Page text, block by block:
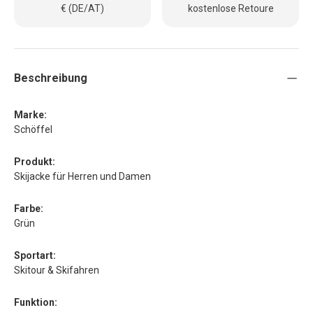
€ (DE/AT)
kostenlose Retoure
Beschreibung
Marke:
Schöffel
Produkt:
Skijacke für Herren und Damen
Farbe:
Grün
Sportart:
Skitour & Skifahren
Funktion: